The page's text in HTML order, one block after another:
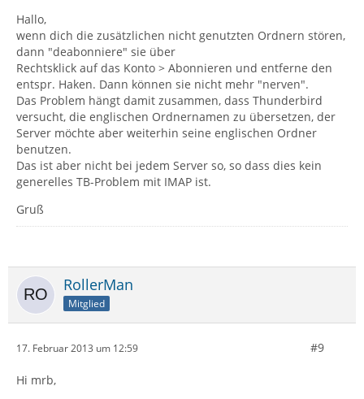
Hallo,
wenn dich die zusätzlichen nicht genutzten Ordnern stören,
dann "deabonniere" sie über
Rechtsklick auf das Konto > Abonnieren und entferne den
entspr. Haken. Dann können sie nicht mehr "nerven".
Das Problem hängt damit zusammen, dass Thunderbird
versucht, die englischen Ordnernamen zu übersetzen, der
Server möchte aber weiterhin seine englischen Ordner
benutzen.
Das ist aber nicht bei jedem Server so, so dass dies kein
generelles TB-Problem mit IMAP ist.
Gruß
RollerMan
Mitglied
17. Februar 2013 um 12:59 #9
Hi mrb,